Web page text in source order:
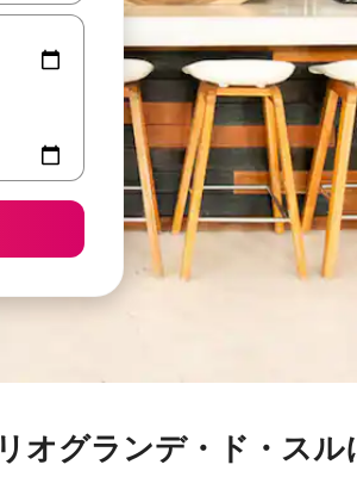
リオグランデ・ド・ス